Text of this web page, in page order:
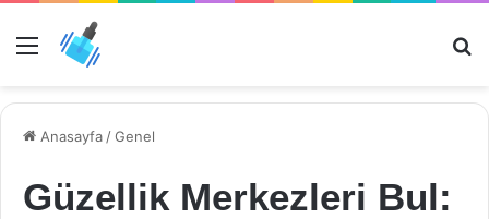
Menü
Anasayfa /Genel
Güzellik Merkezleri Bul: